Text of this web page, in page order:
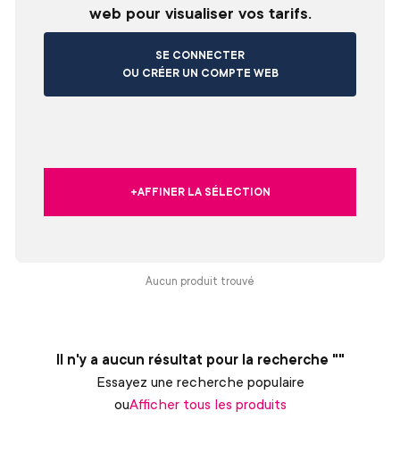
web pour visualiser vos tarifs.
SE CONNECTER
OU CRÉER UN COMPTE WEB
+AFFINER LA SÉLECTION
Aucun produit trouvé
Il n'y a aucun résultat pour la recherche ""
Essayez une recherche populaire
ouAfficher tous les produits